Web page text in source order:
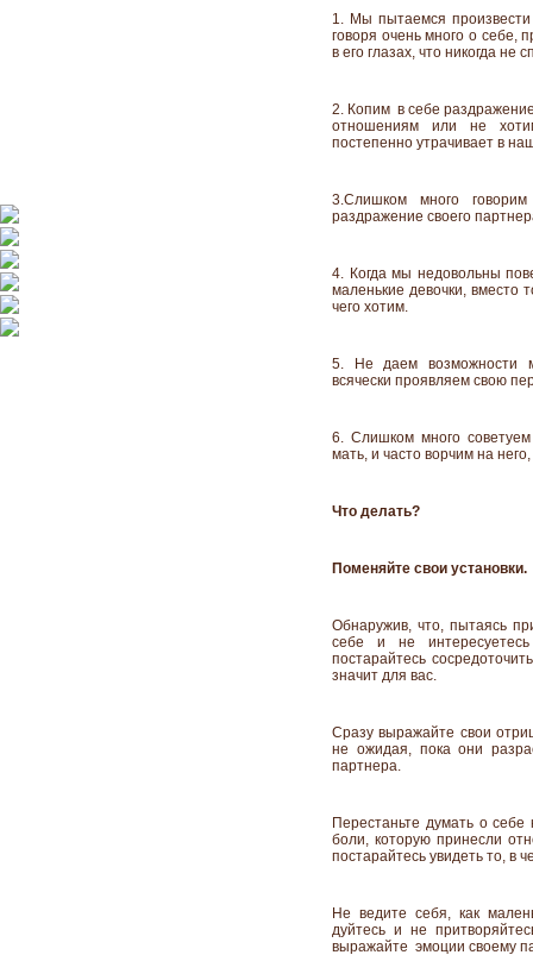
1. Мы пытаемся
говоря очень много о себе,
в его глазах, что никогда
2. Копим в себе
отношениям или не
постепенно утрачивает в
3.Слишком много
раздражение своего
4. Когда мы недовольны
маленькие девочки, вместо
чего хотим.
5. Не даем возможности
всячески проявляем свою
6. Слишком много
мать, и часто ворчим на
Что делать?
Поменяйте свои установки.
Обнаружив, что, пытаясь
себе и не
постарайтесь
значит для вас.
Сразу выражайте свои
не ожидая, пока они
партнера.
Перестаньте думать о
боли, которую принесли
постарайтесь увидеть то, в
Не ведите себя, как
дуйтесь и не
выражайте эмоции своему